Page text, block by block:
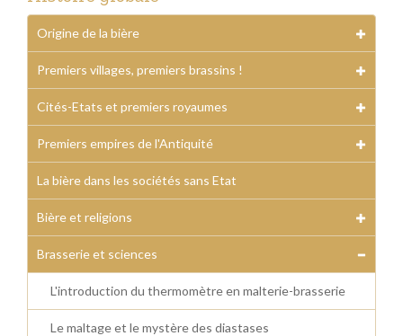
Origine de la bière
Premiers villages, premiers brassins !
Cités-Etats et premiers royaumes
Premiers empires de l'Antiquité
La bière dans les sociétés sans Etat
Bière et religions
Brasserie et sciences
L'introduction du thermomètre en malterie-brasserie
Le maltage et le mystère des diastases